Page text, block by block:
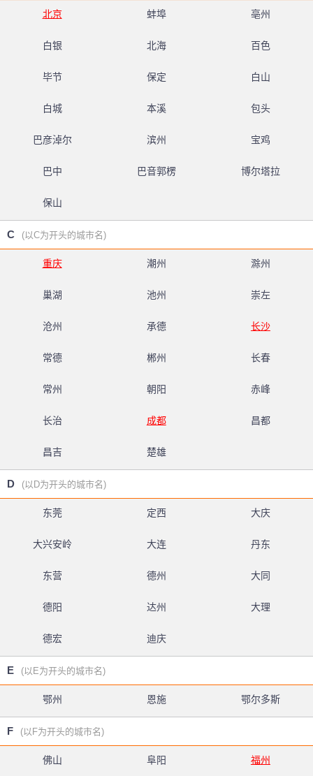
北京 蚌埠 亳州
白银 北海 百色
毕节 保定 白山
白城 本溪 包头
巴彦淖尔 滨州 宝鸡
巴中 巴音郭楞 博尔塔拉
保山
C (以C为开头的城市名)
重庆 潮州 滁州
巢湖 池州 崇左
沧州 承德 长沙
常德 郴州 长春
常州 朝阳 赤峰
长治 成都 昌都
昌吉 楚雄
D (以D为开头的城市名)
东莞 定西 大庆
大兴安岭 大连 丹东
东营 德州 大同
德阳 达州 大理
德宏 迪庆
E (以E为开头的城市名)
鄂州 恩施 鄂尔多斯
F (以F为开头的城市名)
佛山 阜阳 福州